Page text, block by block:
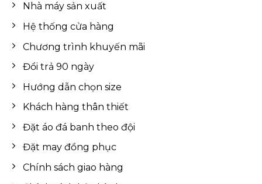
Nhà máy sản xuất
Hệ thống cửa hàng
Chương trình khuyến mãi
Đổi trả 90 ngày
Hướng dẫn chọn size
Khách hàng thân thiết
Đặt áo đá banh theo đội
Đặt may đồng phục
Chính sách giao hàng